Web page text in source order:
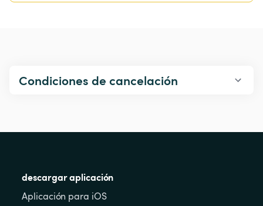
Condiciones de cancelación
descargar aplicación
Aplicación para iOS